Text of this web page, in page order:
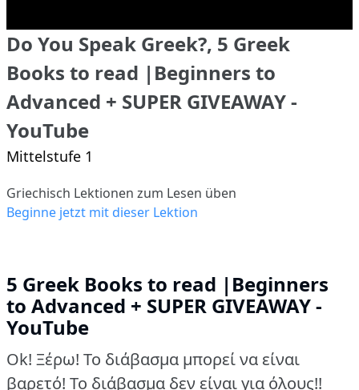
Do You Speak Greek?, 5 Greek
Books to read |Beginners to
Advanced + SUPER GIVEAWAY -
YouTube
Mittelstufe 1
Griechisch Lektionen zum Lesen üben
Beginne jetzt mit dieser Lektion
5 Greek Books to read |Beginners
to Advanced + SUPER GIVEAWAY -
YouTube
Ok! Ξέρω! Το διάβασμα μπορεί να είναι
βαρετό! Το διάβασμα δεν είναι για όλους!!